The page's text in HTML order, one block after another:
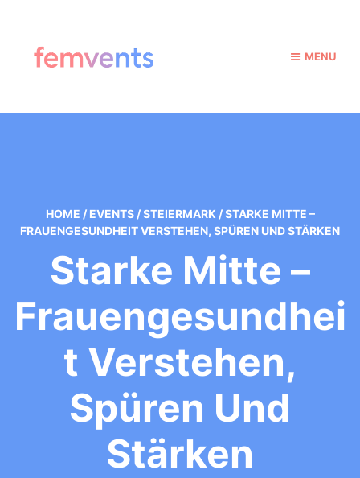
MENU
HOME / EVENTS / STEIERMARK / STARKE MITTE –
FRAUENGESUNDHEIT VERSTEHEN, SPÜREN UND STÄRKEN
Starke Mitte –
Frauengesundhei
T Verstehen,
Spüren Und
Stärken